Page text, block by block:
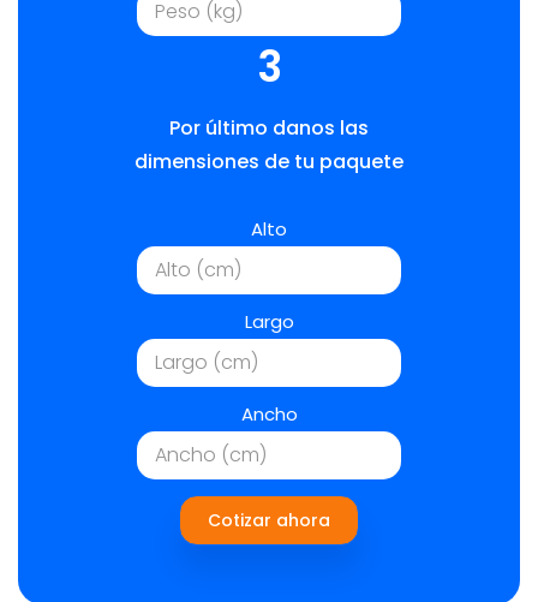
3
Por último danos las
dimensiones de tu paquete
Alto
Largo
Ancho
Cotizar ahora